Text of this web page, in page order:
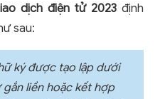
dịch điện tử 2023 định
sau:
ký được tạo lập dưới
liền hoặc kết hợp